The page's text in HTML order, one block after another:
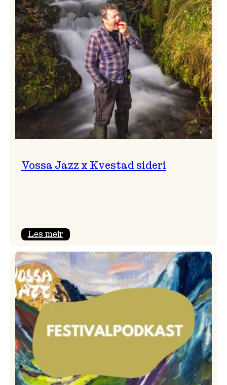
svingar!
Vossa Jazz x Kvestad sideri
Les meir:
Jazz
Kvestad
sideri